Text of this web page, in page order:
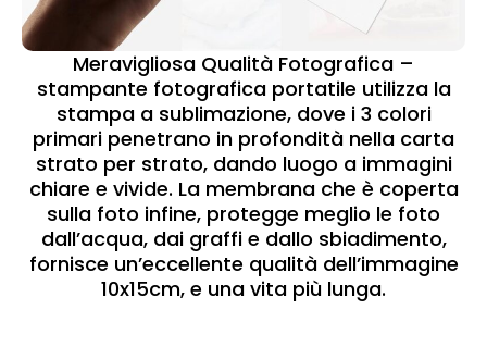
Meravigliosa Qualità Fotografica –
stampante fotografica portatile utilizza la
stampa a sublimazione, dove i 3 colori
primari penetrano in profondità nella carta
strato per strato, dando luogo a immagini
chiare e vivide. La membrana che è coperta
sulla foto infine, protegge meglio le foto
dall’acqua, dai graffi e dallo sbiadimento,
fornisce un’eccellente qualità dell’immagine
10x15cm, e una vita più lunga.